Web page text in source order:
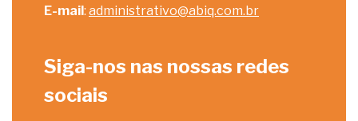
E-mail: administrativo@abiq.com.br
Siga-nos nas nossas redes
sociais